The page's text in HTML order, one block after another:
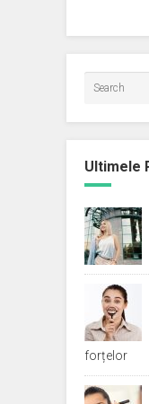
Ultimele
forțelor